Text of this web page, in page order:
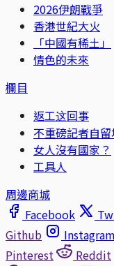
2026伊朗戰爭
香港世紀大火
「中國有稀土」
情色的未來
欄目
返工这回事
不重磅記者自
女人沒有國家？
工具人
周邊商城
Facebook
Github
Instagram
Pinterest
Reddit